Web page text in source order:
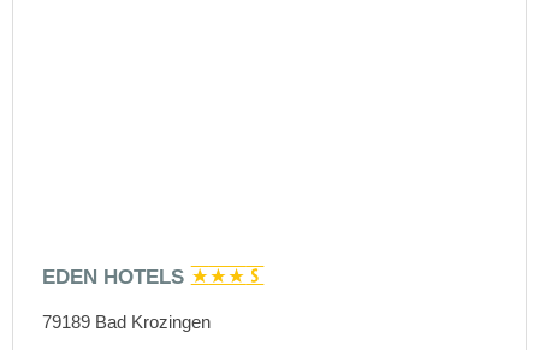
EDEN HOTELS
79189 Bad Krozingen